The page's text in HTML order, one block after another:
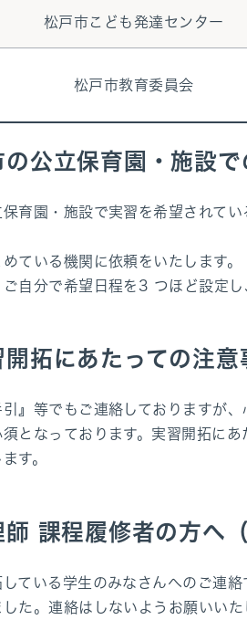
松戸市こども発達センター
松戸市教育委員会
の公立保育園・施設
育園・施設で実習を希望されて
ている機関に依頼をいたします。
自分で希望日程を3 つほど設定し
拓にあたっての注意
引』等でもご連絡しておりますが
となっております。実習開拓に
す。
課程履修者の方へ
ている学生のみなさんへのご連
た。連絡はしないようお願いいた